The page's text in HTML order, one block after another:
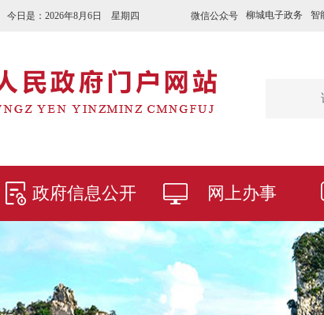
微信公众号 柳城电子政务 智
今日是： 2026年8月6日 星期四
政府信息公开 网上办事